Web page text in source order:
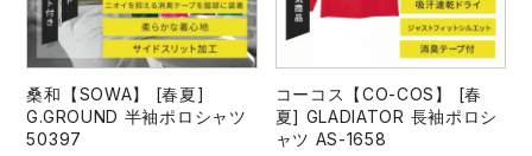
桑和【SOWA】 [春夏]
G.GROUND 半袖ポロシャツ
50397
コーコス【CO-COS】 [春
夏] GLADIATOR 長袖ポロシ
ャツ AS-1658